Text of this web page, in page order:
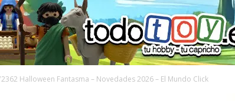
Halloween Fantasma – Novedades 2026 – El Mundo Click